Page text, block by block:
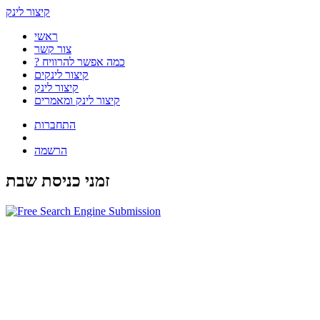
קיצור לינק
ראשי
צור קשר
? כמה אפשר להרוויח
קיצור לינקים
קיצור לינק
קיצור לינק ומאמרים
התחברות
הרשמה
זמני כניסת שבת